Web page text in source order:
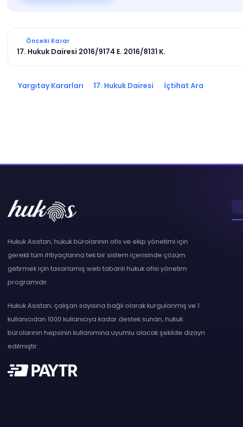
Önceki Karar
17. Hukuk Dairesi 2016/9174 E. 2016/8131 K.
Yargıtay Kararları 17. Hukuk Dairesi İçtihat Ara
Hukuk Asistan, hukuk bürolarının ofis ve ekip yönetimi için
gerekli tüm ihtiyaçlarına tek bir sistem içerisinde çözüm
getirmek için tasarlamış web tabanlı hukuk ofisi yönetim
programıdır.
Hukuk Asistan; çalışan sayısına bağlı olarak kurgulanmış ve 1
kullanıcıdan 1000 kullanıcıya kadar destek sunan, hukuk
bürolarının hepsinin kullanımına uyumlu olacak şekilde dizayn
edilmiştir.